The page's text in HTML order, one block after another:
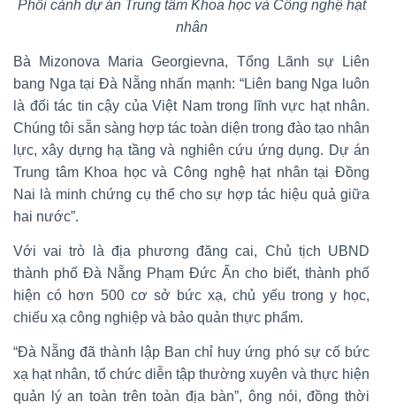
Phối cảnh dự án Trung tâm Khoa học và Công nghệ hạt
nhân
Bà Mizonova Maria Georgievna, Tổng Lãnh sự Liên
bang Nga tại Đà Nẵng nhấn mạnh: “Liên bang Nga luôn
là đối tác tin cậy của Việt Nam trong lĩnh vực hạt nhân.
Chúng tôi sẵn sàng hợp tác toàn diện trong đào tạo nhân
lực, xây dựng hạ tầng và nghiên cứu ứng dụng. Dự án
Trung tâm Khoa học và Công nghệ hạt nhân tại Đồng
Nai là minh chứng cụ thể cho sự hợp tác hiệu quả giữa
hai nước”.
Với vai trò là địa phương đăng cai, Chủ tịch UBND
thành phố Đà Nẵng Phạm Đức Ấn cho biết, thành phố
hiện có hơn 500 cơ sở bức xạ, chủ yếu trong y học,
chiếu xạ công nghiệp và bảo quản thực phẩm.
“Đà Nẵng đã thành lập Ban chỉ huy ứng phó sự cố bức
xạ hạt nhân, tổ chức diễn tập thường xuyên và thực hiện
quản lý an toàn trên toàn địa bàn”, ông nói, đồng thời